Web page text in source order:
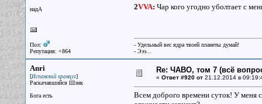
надА
Пол:
Репутация: +864
2VVA: Чар кого угодно уболтает с
- Удельный вес ядра твоей планеты думай!
- Эээ...
Anri
[Испанский хранцуз]
Раскачавшийся Шэнк
Бога есть
Re: ЧАВО, том 7 (всё
« Ответ #920 от21.12.2014 в
Всем доброго времени суток! У меня